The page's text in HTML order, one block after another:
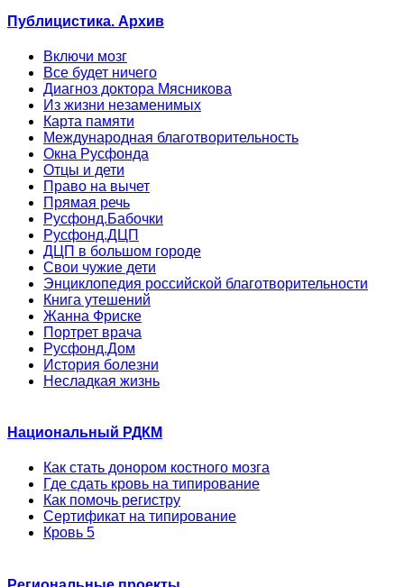
Публицистика. Архив
Включи мозг
Все будет ничего
Диагноз доктора Мясникова
Из жизни незаменимых
Карта памяти
Международная благотворительность
Окна Русфонда
Отцы и дети
Право на вычет
Прямая речь
Русфонд.Бабочки
Русфонд.ДЦП
ДЦП в большом городе
Свои чужие дети
Энциклопедия российской благотворительности
Книга утешений
Жанна Фриске
Портрет врача
Русфонд.Дом
История болезни
Несладкая жизнь
Национальный РДКМ
Как стать донором костного мозга
Где сдать кровь на типирование
Как помочь регистру
Сертификат на типирование
Кровь 5